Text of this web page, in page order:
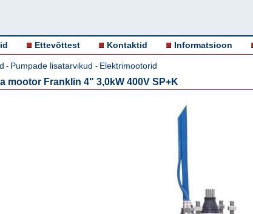
Ettevõttest Kontaktid Informatsioon
- Pumpade lisatarvikud - Elektrimootorid
mootor Franklin 4" 3,0kW 400V SP+K